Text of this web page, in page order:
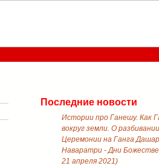
Последние новости
Истории про Ганешу. Как
вокруг земли. О
Церемонии на Ганга
Наваратри - Дни
21 апреля 2021)